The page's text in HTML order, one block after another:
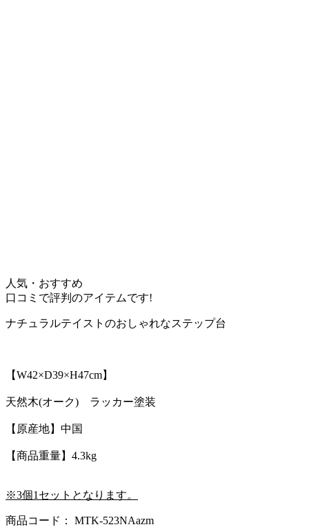
人気・おすすめ
口コミで評判のアイテムです!
ナチュラルテイストのおしゃれなステップ台
【W42×D39×H47cm】
天然木(オーク) ラッカー塗装
【原産地】中国
【商品重量】4.3kg
※3個1セットとなります。
商品コード： MTK-523NAazm